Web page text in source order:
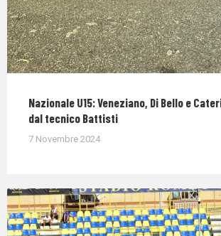
Nazionale U15: Veneziano, Di Bello e
dal tecnico Battisti
7 Novembre 2024